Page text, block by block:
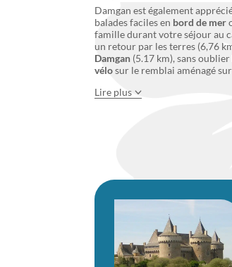
Damgan est également
balades faciles en bord de mer
famille durant votre séjour au
un retour par les terres (6,76
Damgan (5.17 km), sans
vélosur le remblai aménagé
Lire plus
huîtres